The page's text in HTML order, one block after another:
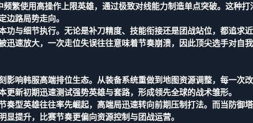
繁使用高操作上限英雄，通过极致对线能力制造单点突破。这种打
边路局势走向。
功与细节执行。无论是补刀精度、技能衔接还是团战站位，都追求
迅速放大，一次走位失误往往意味着节奏崩溃，因此顶尖选手对自
影响韩服高端排位生态。从装备系统重做到地图资源调整，每一次
新初期迅速测试强势英雄与套路，形成领先全球的战术雏形。
奏型英雄往往率先崛起，高端局迅速转向前期压制打法。而当防御
提升，比赛节奏更偏向资源控制与团战运营。